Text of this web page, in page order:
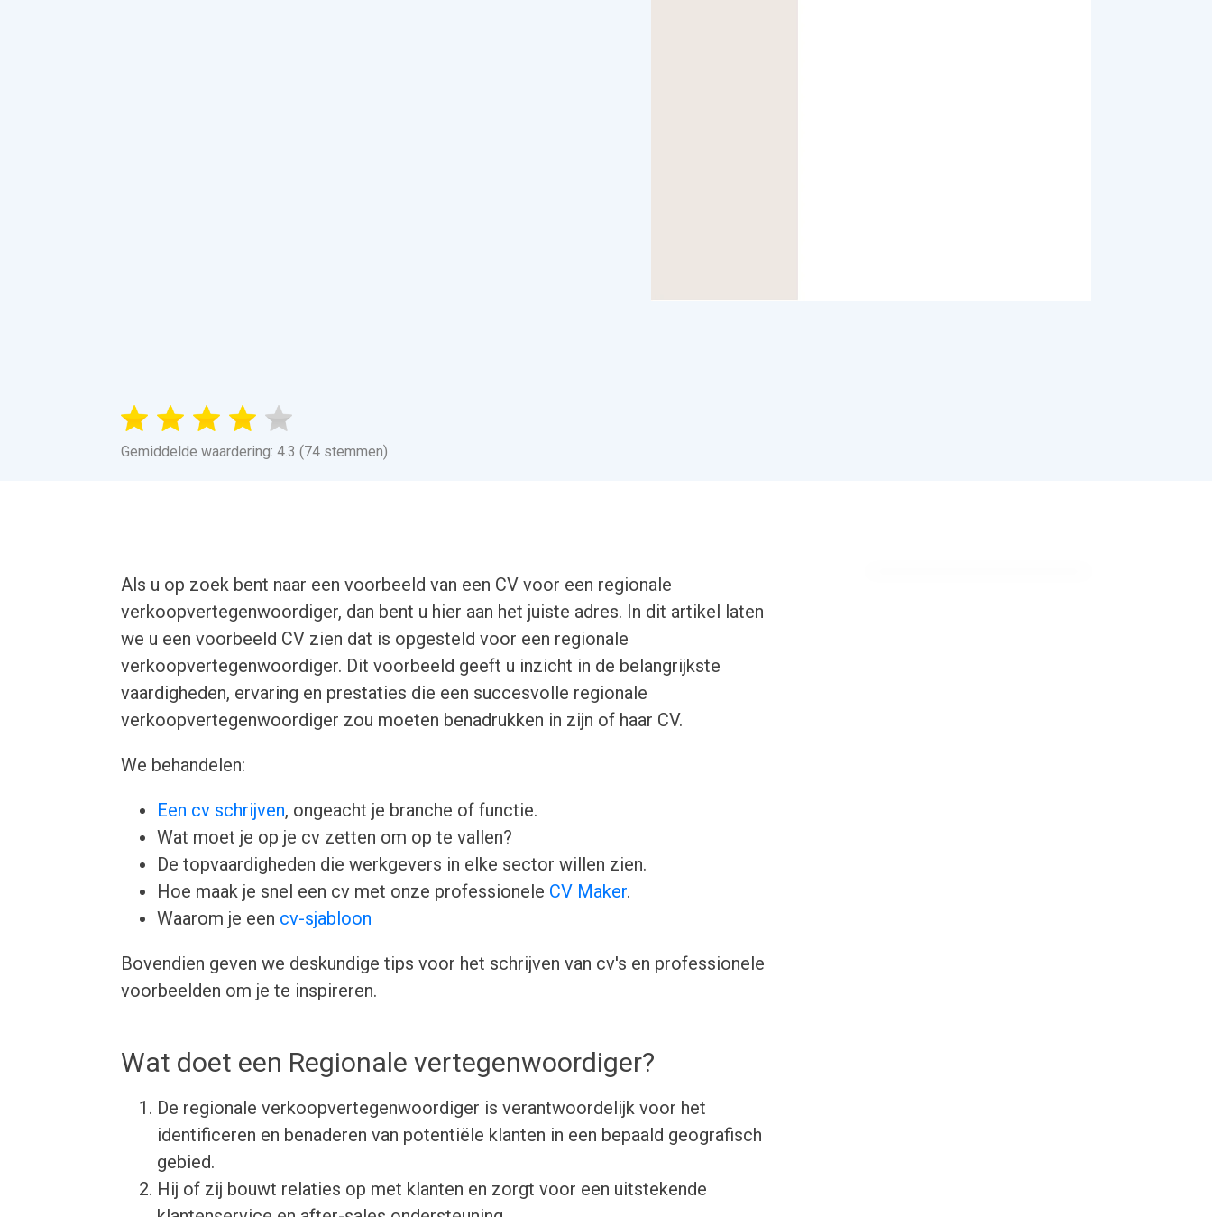
Gemiddelde waardering: 4.3 (74 stemmen)
Als u op zoek bent naar een voorbeeld van een CV voor een regionale
verkoopvertegenwoordiger, dan bent u hier aan het juiste adres. In dit artikel laten
we u een voorbeeld CV zien dat is opgesteld voor een regionale
verkoopvertegenwoordiger. Dit voorbeeld geeft u inzicht in de belangrijkste
vaardigheden, ervaring en prestaties die een succesvolle regionale
verkoopvertegenwoordiger zou moeten benadrukken in zijn of haar CV.
We behandelen:
Een cv schrijven, ongeacht je branche of functie.
Wat moet je op je cv zetten om op te vallen?
De topvaardigheden die werkgevers in elke sector willen zien.
Hoe maak je snel een cv met onze professionele CV Maker.
Waarom je een cv-sjabloon
Bovendien geven we deskundige tips voor het schrijven van cv's en professionele
voorbeelden om je te inspireren.
Wat doet een Regionale vertegenwoordiger?
De regionale verkoopvertegenwoordiger is verantwoordelijk voor het
identificeren en benaderen van potentiële klanten in een bepaald geografisch
gebied.
Hij of zij bouwt relaties op met klanten en zorgt voor een uitstekende